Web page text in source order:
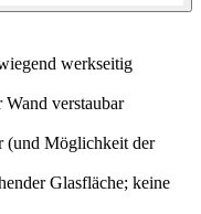
werkseitig
verstaubar
(und Möglichkeit der
Glasfläche; keine